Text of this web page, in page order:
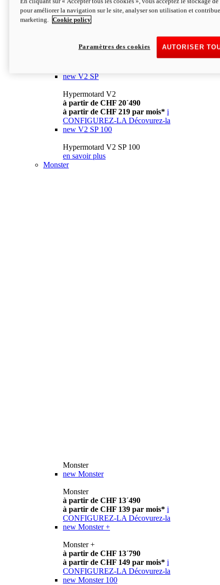
à partir de CHF 13´990 i
CONFIGUREZ-LA Décovurez-la
newV2
à partir de CHF 15´990
à partir de CHF 169 par mois* i
new V2 SP
Hypermotard V2
à partir de CHF 20´490
à partir de CHF 219 par mois* i
CONFIGUREZ-LA Décovurez-la
new V2 SP 100
Hypermotard V2 SP 100
en savoir plus
Monster
Monster
new Monster
Monster
à partir de CHF 13´490
à partir de CHF 139 par mois* i
CONFIGUREZ-LA Décovurez-la
new Monster +
Monster +
à partir de CHF 13´790
à partir de CHF 149 par mois* i
CONFIGUREZ-LA Décovurez-la
new Monster 100
pour améliorer la navigation sur le site, analyser son utilisation et
marketing.
Cookie policy
AUTORISER
Paramètres des cookies